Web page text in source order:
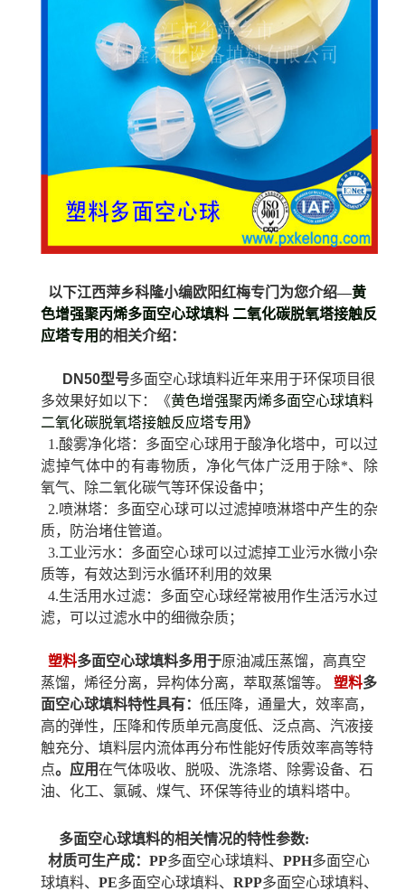
以下江西萍乡科隆小编欧阳红梅专门为您介绍—黄
色增强聚丙烯多面空心球填料 二氧化碳脱氧塔接触反
应塔专用 的相关介绍：
DN50型号多面空心球填料近年来用于环保项目很
多效果好如以下：《黄色增强聚丙烯多面空心球填料
二氧化碳脱氧塔接触反应塔专用 》
1.酸雾净化塔：多面空心球用于酸净化塔中，可以过
滤掉气体中的有毒物质，净化气体广泛用于除*、除
氧气、除二氧化碳气等环保设备中；
2.喷淋塔：多面空心球可以过滤掉喷淋塔中产生的杂
质，防治堵住管道。
3.工业污水：多面空心球可以过滤掉工业污水微小杂
质等，有效达到污水循环利用的效果
4.生活用水过滤：多面空心球经常被用作生活污水过
滤，可以过滤水中的细微杂质；
塑料多面空心球填料多用于原油减压蒸馏，高真空
蒸馏，烯径分离，异构体分离，萃取蒸馏等。
塑料多
面空心球填料特性具有： 低压降，通量大，效率高，
高的弹性，压降和传质单元高度低、泛点高、汽液接
触充分、填料层内流体再分布性能好传质效率高等特
点。 应用在气体吸收、脱吸、洗涤塔、除雾设备、石
油、化工、氯碱、煤气、环保等待业的填料塔中。
多面空心球填料的相关情况的特性参数:
材质可生产成： PP多面空心球填料、 PPH多面空心
球填料、 PE多面空心球填料、 RPP多面空心球填料、